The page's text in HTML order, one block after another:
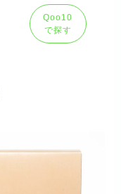
Qoo10
で探す